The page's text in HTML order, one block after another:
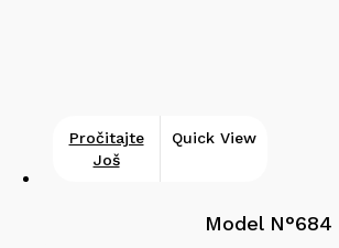
Pročitajte
Još
Quick View
Model N°684